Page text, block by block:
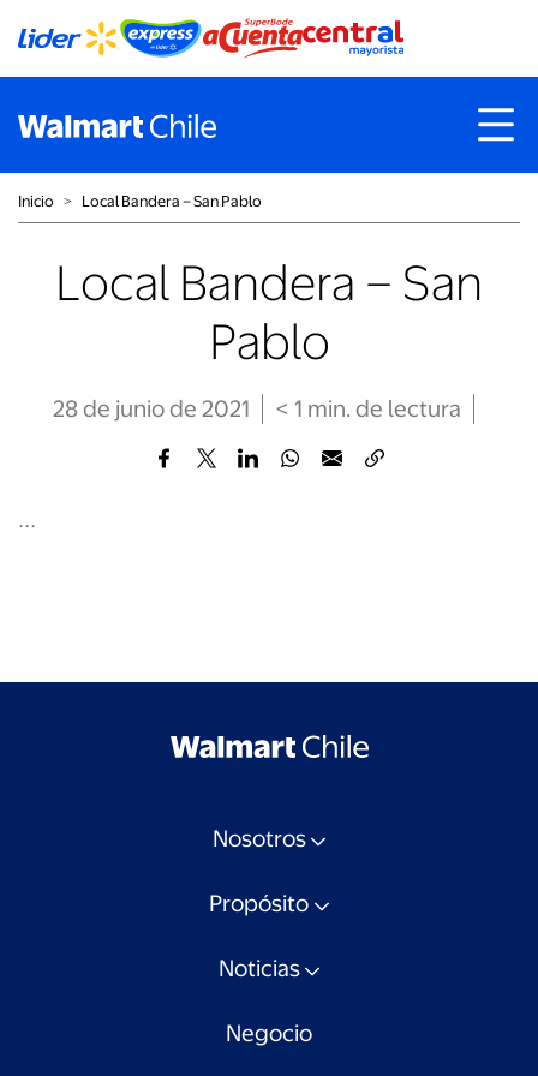
Inicio ˃ Local Bandera – San Pablo
Local Bandera – San
Pablo
28 de junio de 2021 < 1 min. de lectura
...
Nosotros
Propósito
Noticias
Negocio